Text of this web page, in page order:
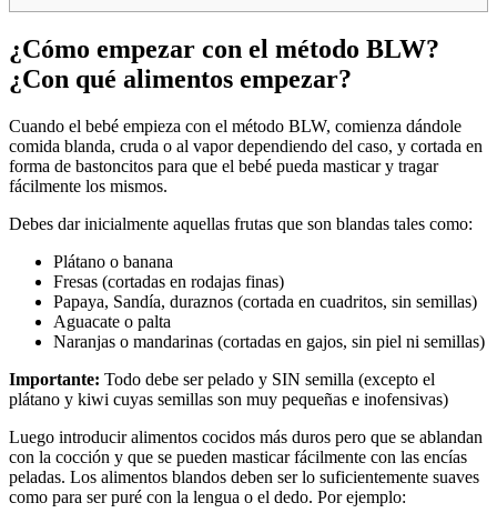
¿Cómo empezar con el método BLW?
¿Con qué alimentos empezar?
Cuando el bebé empieza con el método BLW, comienza dándole
comida blanda, cruda o al vapor dependiendo del caso, y cortada en
forma de bastoncitos para que el bebé pueda masticar y tragar
fácilmente los mismos.
Debes dar inicialmente aquellas frutas que son blandas tales como:
Plátano o banana
Fresas (cortadas en rodajas finas)
Papaya, Sandía, duraznos (cortada en cuadritos, sin semillas)
Aguacate o palta
Naranjas o mandarinas (cortadas en gajos, sin piel ni semillas)
Importante: Todo debe ser pelado y SIN semilla (excepto el
plátano y kiwi cuyas semillas son muy pequeñas e inofensivas)
Luego introducir alimentos cocidos más duros pero que se ablandan
con la cocción y que se pueden masticar fácilmente con las encías
peladas. Los alimentos blandos deben ser lo suficientemente suaves
como para ser puré con la lengua o el dedo. Por ejemplo: